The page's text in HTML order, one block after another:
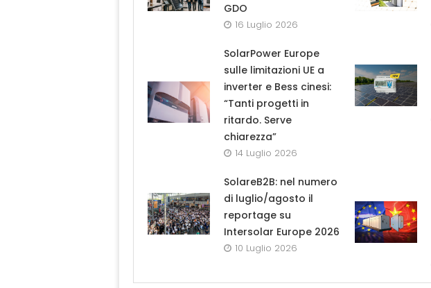
GDO
16 Luglio 2026
SolarPower Europe
sulle limitazioni UE a
inverter e Bess cinesi:
“Tanti progetti in
ritardo. Serve
chiarezza”
14 Luglio 2026
SolareB2B: nel numero
di luglio/agosto il
reportage su
Intersolar Europe 2026
10 Luglio 2026